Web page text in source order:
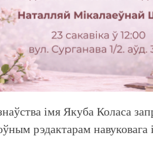
імя Якуба Коласа
рэдактарам навуковага